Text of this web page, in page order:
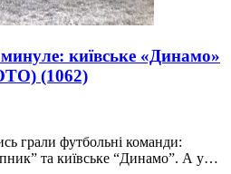
київське «Динамо»
(1062)
грали футбольні команди:
та київське “Динамо”. А у…